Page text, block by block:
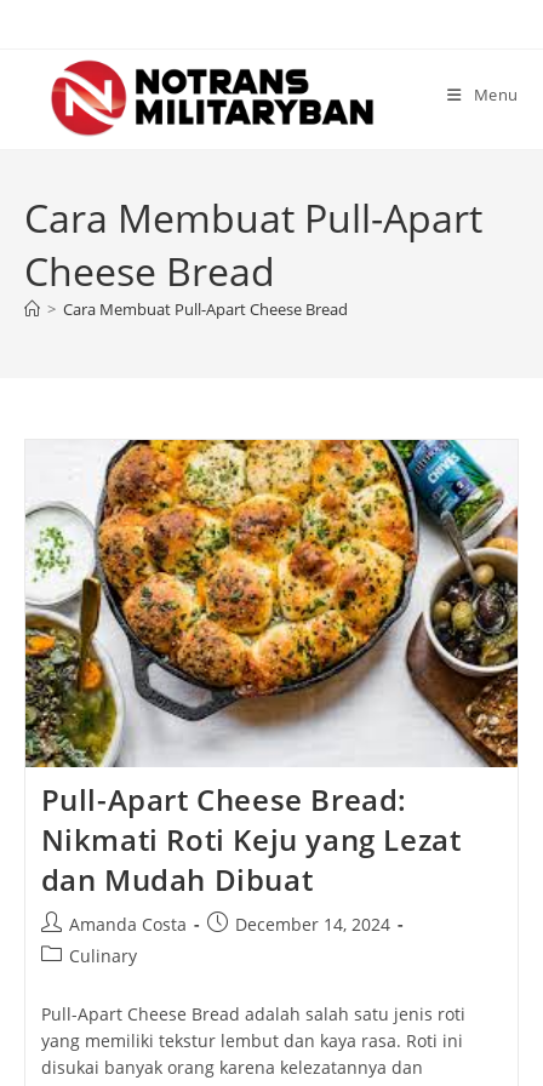
content
Menu
Cara Membuat Pull-Apart
Cheese Bread
> Cara Membuat Pull-Apart Cheese Bread
Pull-Apart Cheese Bread:
Nikmati Roti Keju yang Lezat
dan Mudah Dibuat
Post
author:
Amanda Costa
PostDecember 14, 2024
PostCulinary
Pull-Apart Cheese Bread adalah salah satu jenis roti
yang memiliki tekstur lembut dan kaya rasa. Roti ini
disukai banyak orang karena kelezatannya dan